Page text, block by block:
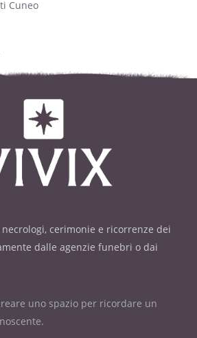
Cuneo
cerimonie e ricorrenze dei
dalle agenzie funebri o dai
uno spazio per ricordare un